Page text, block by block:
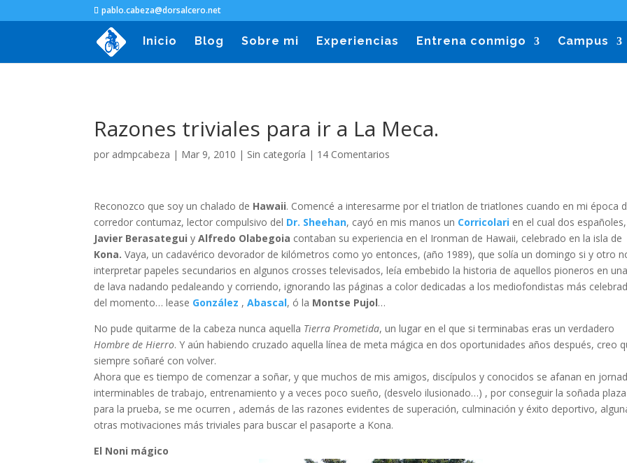
pablo.cabeza@dorsalcero.net
Inicio Blog Sobre mi Experiencias Entrena conmigo Campus
Razones triviales para ir a La Meca.
por admpcabeza | Mar 9, 2010 | Sin categoría | 14 Comentarios
Reconozco que soy un chalado de Hawaii. Comencé a interesarme por el triatlon de triatlones cuando en mi época
corredor contumaz, lector compulsivo del Dr. Sheehan, cayó en mis manos un Corricolari en el cual dos españoles,
Javier Berasategui yAlfredo Olabegoia contaban su experiencia en el Ironman de Hawaii, celebrado en la isla de
Kona. Vaya, un cadavérico devorador de kilómetros como yo entonces, (año 1989), que solía un domingo si y otro
interpretar papeles secundarios en algunos crosses televisados, leía embebido la historia de aquellos pioneros en
de lava nadando pedaleando y corriendo, ignorando las páginas a color dedicadas a los mediofondistas más
del momento… lease González ,Abascal, ó la Montse Pujol…
No pude quitarme de la cabeza nunca aquella Tierra Prometida, un lugar en el que si terminabas eras un verdadero
Hombre de Hierro. Y aún habiendo cruzado aquella línea de meta mágica en dos oportunidades años después, creo
siempre soñaré con volver.
Ahora que es tiempo de comenzar a soñar, y que muchos de mis amigos, discípulos y conocidos se afanan en
interminables de trabajo, entrenamiento y a veces poco sueño, (desvelo ilusionado…) , por conseguir la soñada plaza
para la prueba, se me ocurren , además de las razones evidentes de superación, culminación y éxito deportivo,
otras motivaciones más triviales para buscar el pasaporte a Kona.
El Noni mágico